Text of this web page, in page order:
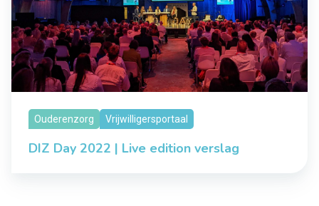
Ouderenzorg Vrijwilligersportaal
DIZ Day 2022 | Live edition verslag